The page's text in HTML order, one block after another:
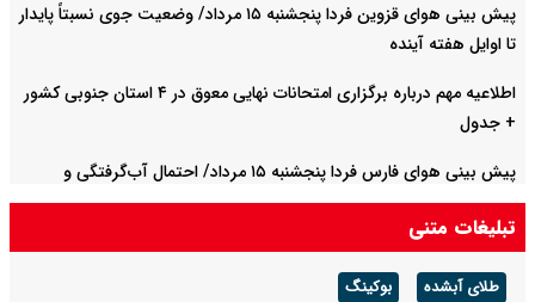
پیش بینی هوای قزوین فردا پنجشنبه ۱۵ مرداد/ وضعیت جوی نسبتاً پایدار
تا اوایل هفته آینده
اطلاعیه مهم درباره برگزاری امتحانات نهایی معوق در ۴ استان جنوبی کشور
+ جدول
پیش بینی هوای فارس فردا پنجشنبه ۱۵ مرداد/ احتمال آب‌گرفتگی و
سیلابی شدن مسیل‌ها
تبلیغات متنی
طلای آبشده بوکینگ